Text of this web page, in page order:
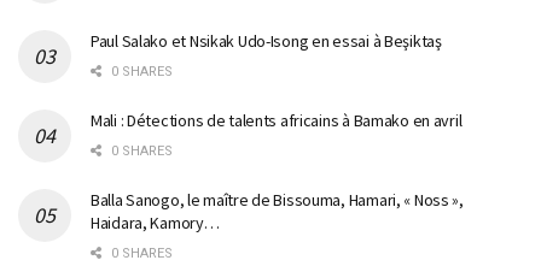
Paul Salako et Nsikak Udo-Isong en essai à Beşiktaş
0 SHARES
Mali : Détections de talents africains à Bamako en avril
0 SHARES
Balla Sanogo, le maître de Bissouma, Hamari, « Noss »,
Haidara, Kamory…
0 SHARES